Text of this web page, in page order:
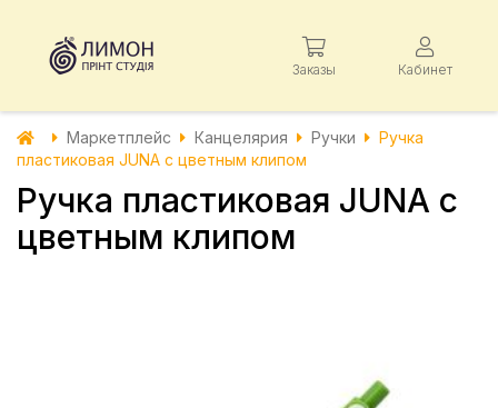
Заказы Кабинет
Маркетплейс Канцелярия Ручки
Ручка
пластиковая JUNA с цветным клипом
Ручка пластиковая JUNA с
цветным клипом